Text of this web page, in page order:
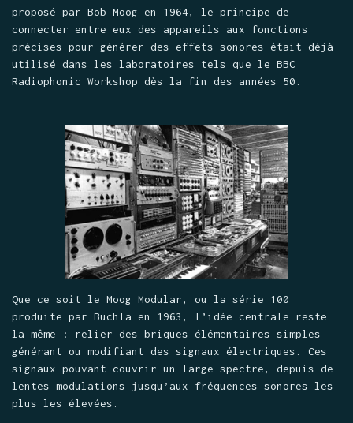
proposé par Bob Moog en 1964, le principe de
connecter entre eux des appareils aux fonctions
précises pour générer des effets sonores était déjà
utilisé dans les laboratoires tels que le BBC
Radiophonic Workshop dès la fin des années 50.
Que ce soit le Moog Modular, ou la série 100
produite par Buchla en 1963, l’idée centrale reste
la même : relier des briques élémentaires simples
générant ou modifiant des signaux électriques. Ces
signaux pouvant couvrir un large spectre, depuis de
lentes modulations jusqu’aux fréquences sonores les
plus les élevées.